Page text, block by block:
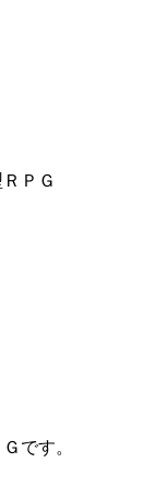
ＰＧ
です。